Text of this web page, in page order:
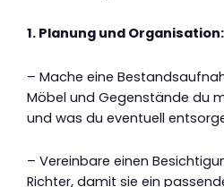
1. Planung und Organisation:
– Mache eine
Möbel und Gegenstände du
und was du eventuell
– Vereinbare einen
Richter, damit sie ein